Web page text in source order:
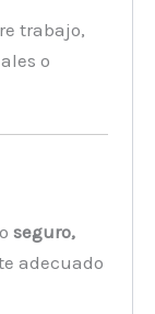
trabajo,
o
seguro,
adecuado